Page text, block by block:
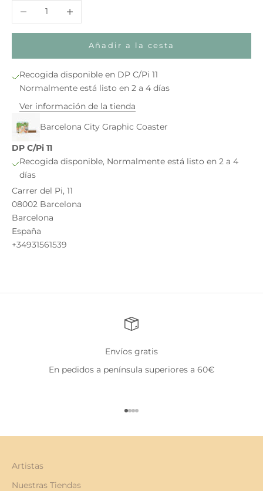
Reducir cantidad
Añadir a la cesta
Recogida disponible en DP C/Pi 11
Normalmente está listo en 2 a 4 días
Ver información de la tienda
Barcelona City Graphic Coaster
DP C/Pi 11
Recogida disponible, Normalmente está listo en 2 a 4
días
Carrer del Pi, 11
08002 Barcelona
Barcelona
España
+34931561539
Envíos gratis
En pedidos a península superiores a 60€
Ir al artículo 1
Ir al artículo 2
Ir al artículo 3
Ir al artículo 4
Artistas
Nuestras Tiendas